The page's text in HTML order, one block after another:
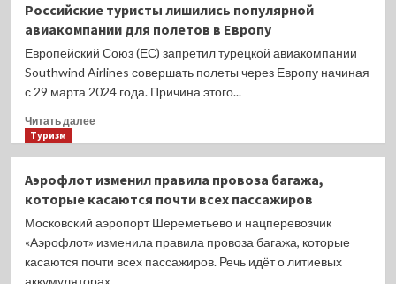
не
будет
турист
потерял
сознание
после
носорога
Российские туристы лишились популярной
авиакомпании для полетов в Европу
Европейский Союз (ЕС) запретил турецкой авиакомпании
Southwind Airlines совершать полеты через Европу начиная
с 29 марта 2024 года. Причина этого...
Читать далееПрочитать
туристы
лишились
популярной
полетов
Туризм
Аэрофлот изменил правила провоза багажа,
которые касаются почти всех пассажиров
Московский аэропорт Шереметьево и нацперевозчик
«Аэрофлот» изменила правила провоза багажа, которые
касаются почти всех пассажиров. Речь идёт о литиевых
аккумуляторах...